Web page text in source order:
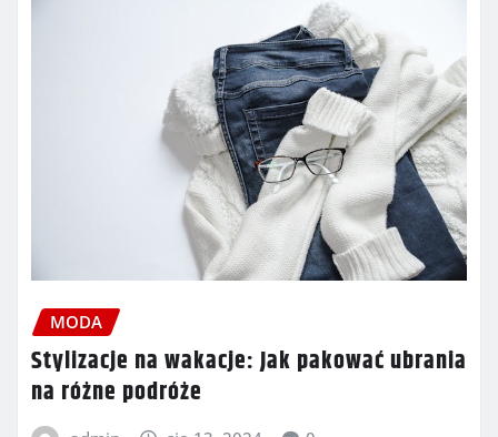
MODA
Stylizacje na wakacje: Jak pakować ubrania
na różne podróże